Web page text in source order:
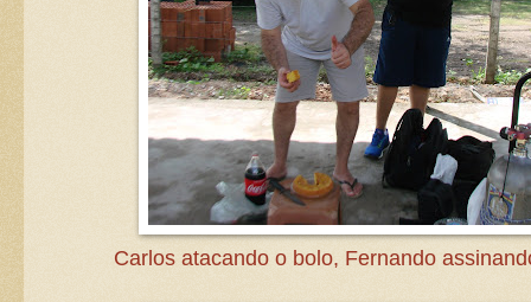
Carlos atacando o bolo, Fernando